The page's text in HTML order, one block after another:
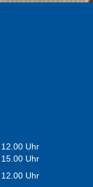
Uhr
Uhr
Uhr